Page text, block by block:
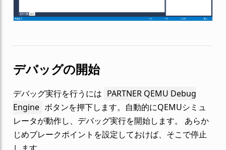
デバッグの開始
デバッグ実行を行うには PARTNER QEMU Debug
Engine ボタンを押下します。自動的にQEMUシミュ
レータが動作し、デバッグ実行を開始します。 あらか
じめブレークポイントを設定しておけば、そこで停止